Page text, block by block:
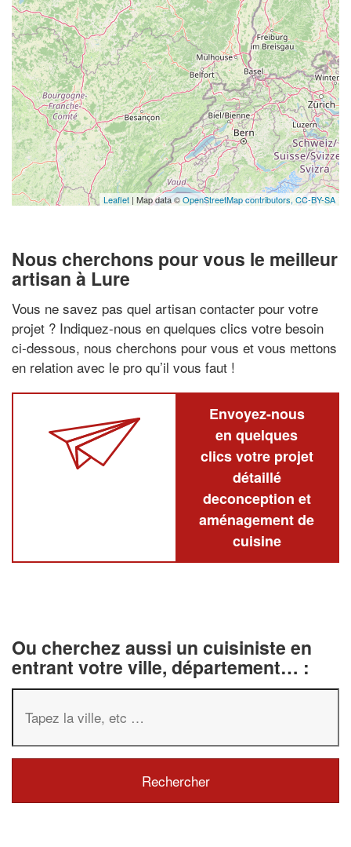
Leaflet | Map data ©OpenStreetMap contributors, CC-BY-SA
Nous cherchons pour vous le meilleur
artisan à Lure
Vous ne savez pas quel artisan contacter pour votre
projet ? Indiquez-nous en quelques clics votre besoin
ci-dessous, nous cherchons pour vous et vous mettons
en relation avec le pro qu’il vous faut !
Envoyez-nous
en quelques
clics votre projet
détaillé
deconception et
aménagement de
cuisine
Ou cherchez aussi un cuisiniste en
entrant votre ville, département… :